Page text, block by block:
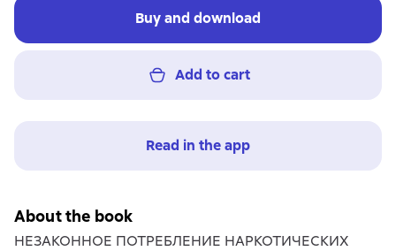
Buy and download
Add to cart
Read in the app
About the book
НЕЗАКОННОЕ ПОТРЕБЛЕНИЕ НАРКОТИЧЕСКИХ